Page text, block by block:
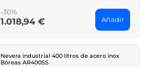
-30%
Price
1.018,94 € Añadir
Nevera industrial 400 litros de acero inox
Bóreas AR400SS